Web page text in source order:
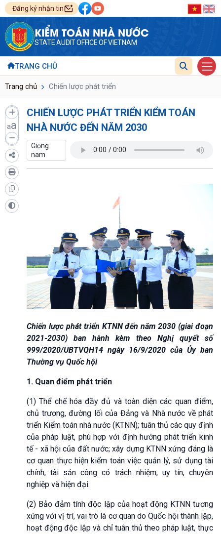
Đăng ký nhận tin
KIỂM TOÁN NHÀ NƯỚC
STATE AUDIT OFFICE OF VIETNAM
TRANG CHỦ
Trang chủ Chiến lược phát triển
aa
CHIẾN LƯỢC PHÁT TRIỂN KIỂM TOÁN
NHÀ NƯỚC ĐẾN NĂM 2030
Chiến lược phát triển KTNN đến năm 2030 (giai đoạn
2021-2030) ban hành kèm theo Nghị quyết số
999/2020/UBTVQH14 ngày 16/9/2020 của Ủy ban
Thường vụ Quốc hội
1. Quan điểm phát triển
(1) Thể chế hóa đầy đủ và toàn diện các quan điểm,
chủ trương, đường lối của Đảng và Nhà nước về phát
triển Kiểm toán nhà nước (KTNN); tuân thủ các quy định
của pháp luật, phù hợp với định hướng phát triển kinh
tế - xã hội của đất nước; xây dựng KTNN xứng đáng là
cơ quan thực hiện kiểm toán việc quản lý, sử dụng tài
chính, tài sản công có trách nhiệm, uy tín, chuyên
nghiệp và hiện đại.
(2) Bảo đảm tính độc lập của hoạt động KTNN tương
xứng với vị trí, vai trò là cơ quan do Quốc hội thành lập,
hoạt động độc lập và chỉ tuân thủ theo pháp luật, thực